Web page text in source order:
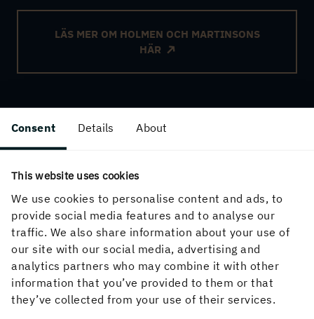
Consent Details About
This website uses cookies
We use cookies to personalise content and ads, to
provide social media features and to analyse our
traffic. We also share information about your use of
our site with our social media, advertising and
analytics partners who may combine it with other
information that you’ve provided to them or that
they’ve collected from your use of their services.
LÄS MER OM HOLMEN OCH MARTINSONS
HÄR
Sågverk
Alla våra sågverk är moderna med hög teknisk nivå
där gradvis utökad vidareförädling möjliggör
kontinuerlig produktutveckling och ett starkt
produktutbud till både byggindustrin och direkt till
bygghandeln.